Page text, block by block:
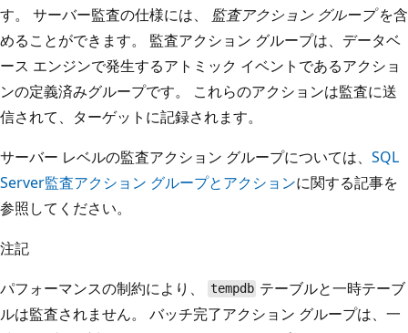
す。 サーバー監査の仕様には、 監査アクション グループを含
めることができます。 監査アクション グループは、データベ
ース エンジンで発生するアトミック イベントであるアクショ
ンの定義済みグループです。 これらのアクションは監査に送
信されて、ターゲットに記録されます。
サーバー レベルの監査アクション グループについては、 SQL
Server監査アクション グループとアクションに関する記事を
参照してください。
注記
パフォーマンスの制約により、
tempdb テーブルと一時テーブ
ルは監査されません。 バッチ完了アクション グループは、一